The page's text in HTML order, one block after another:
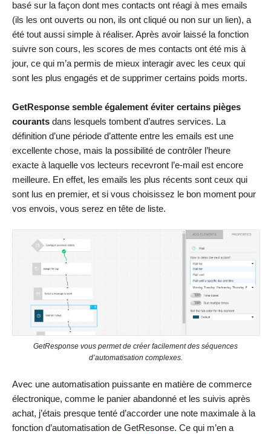
basé sur la façon dont mes contacts ont réagi à mes emails
(ils les ont ouverts ou non, ils ont cliqué ou non sur un lien), a
été tout aussi simple à réaliser. Après avoir laissé la fonction
suivre son cours, les scores de mes contacts ont été mis à
jour, ce qui m’a permis de mieux interagir avec les ceux qui
sont les plus engagés et de supprimer certains poids morts.
GetResponse semble également éviter certains pièges
courants dans lesquels tombent d’autres services. La
définition d’une période d’attente entre les emails est une
excellente chose, mais la possibilité de contrôler l’heure
exacte à laquelle vos lecteurs recevront l’e-mail est encore
meilleure. En effet, les emails les plus récents sont ceux qui
sont lus en premier, et si vous choisissez le bon moment pour
vos envois, vous serez en tête de liste.
GetResponse vous permet de créer facilement des séquences
d’automatisation complexes.
Avec une automatisation puissante en matière de commerce
électronique, comme le panier abandonné et les suivis après
achat, j’étais presque tenté d’accorder une note maximale à la
fonction d’automatisation de GetResonse. Ce qui m’en a